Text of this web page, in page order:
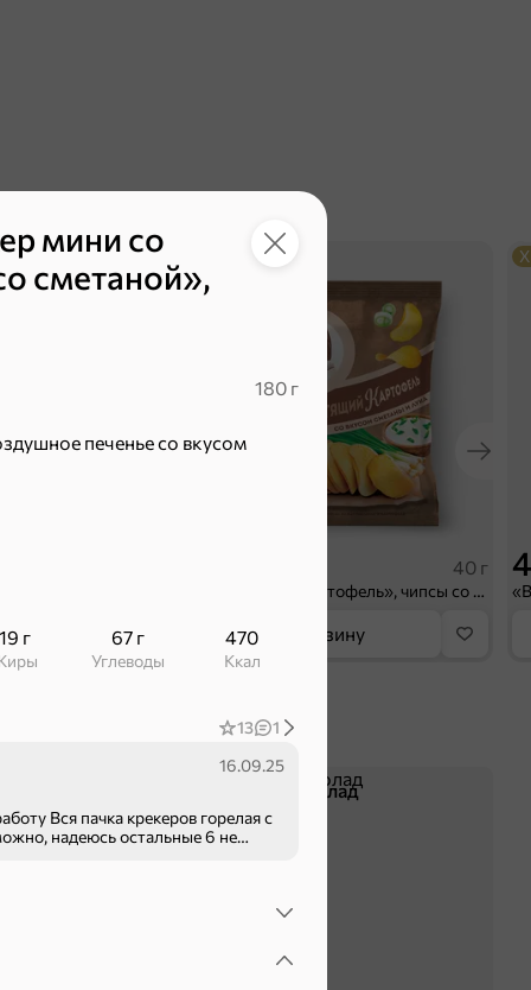
мини со
сметаной»,
180 г
печенье со вкусом
19 г
Жиры
67 г
Углеводы
470
ккал
13 1
16.09.25
Вся пачка крекеров горелая с
надеюсь остальные 6 не
40 г
«Хрустящий картофель», чипсы со вкусом сметаны и лука, произведены из свежего картофеля, 40 г
3,8
В корзину
Шоколад